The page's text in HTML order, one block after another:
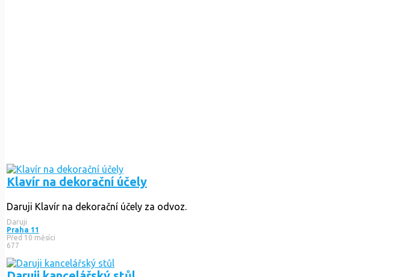
Klavír na dekorační účely
Daruji Klavír na dekorační účely za odvoz.
Daruji
Praha 11
Před 10 měsíci
677